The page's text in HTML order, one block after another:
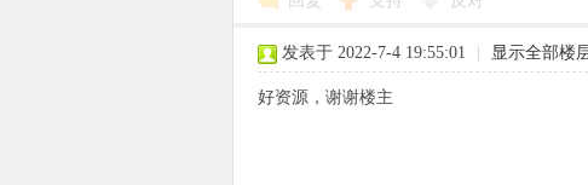
发表于 2022-7-4 19:55:01 显示全部楼
好资源，谢谢楼主